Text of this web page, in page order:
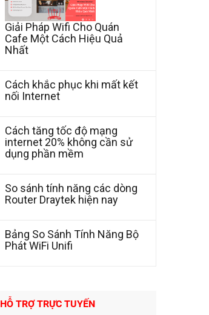
Giải Pháp Wifi Cho Quán
Cafe Một Cách Hiệu Quả
Nhất
Cách khắc phục khi mất kết
nối Internet
Cách tăng tốc độ mạng
internet 20% không cần sử
dụng phần mềm
So sánh tính năng các dòng
Router Draytek hiện nay
Bảng So Sánh Tính Năng Bộ
Phát WiFi Unifi
HỖ TRỢ TRỰC TUYẾN